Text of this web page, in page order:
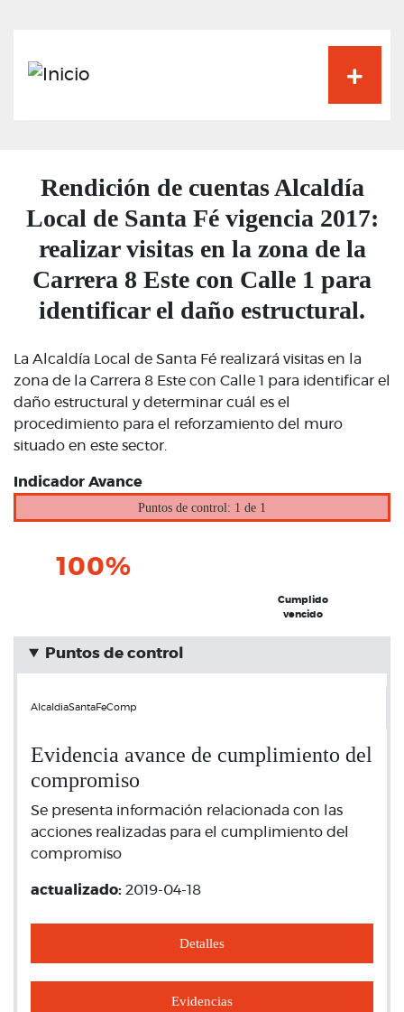
Rendición de cuentas Alcaldía
Local de Santa Fé vigencia 2017:
realizar visitas en la zona de la
Carrera 8 Este con Calle 1 para
identificar el daño estructural.
La Alcaldía Local de Santa Fé realizará visitas en la
zona de la Carrera 8 Este con Calle 1 para identificar el
daño estructural y determinar cuál es el
procedimiento para el reforzamiento del muro
situado en este sector.
Indicador Avance
Puntos de control: 1 de 1
100%
Cumplido
vencido
Puntos de control
AlcaldiaSantaFeComp
Evidencia avance de cumplimiento del
compromiso
Se presenta información relacionada con las
acciones realizadas para el cumplimiento del
compromiso
actualizado: 2019-04-18
Detalles
Evidencias